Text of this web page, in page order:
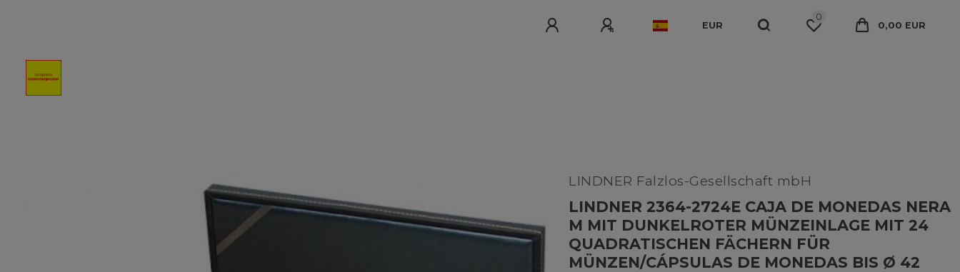
EUR
0
0,00 EUR
LINDNER Falzlos-Gesellschaft mbH
LINDNER 2364-2724E CAJA DE MONEDAS NERA
M MIT DUNKELROTER MÜNZEINLAGE MIT 24
QUADRATISCHEN FÄCHERN FÜR
MÜNZEN/CÁPSULAS DE MONEDAS BIS Ø 42